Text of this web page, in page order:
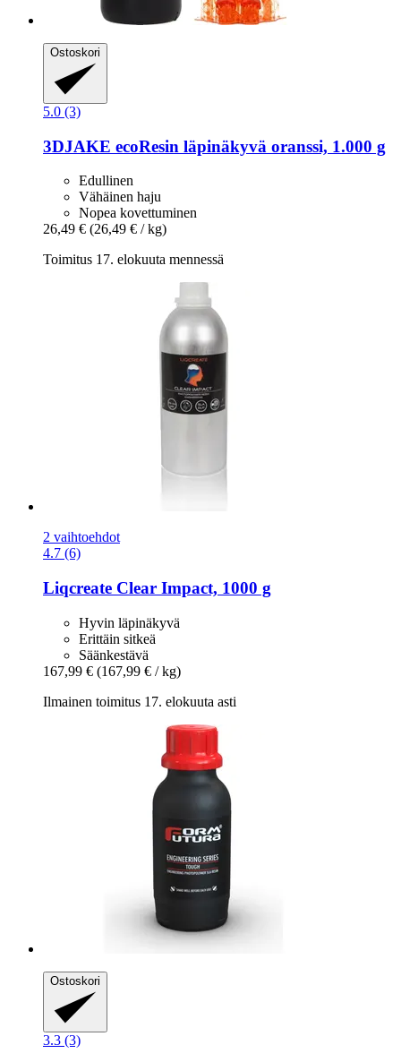
Ostoskori
5.0 (3)
3DJAKE ecoResin läpinäkyvä oranssi, 1.000 g
Edullinen
Vähäinen haju
Nopea kovettuminen
26,49 € (26,49 € / kg)
Toimitus 17. elokuuta mennessä
2 vaihtoehdot
4.7 (6)
Liqcreate Clear Impact, 1000 g
Hyvin läpinäkyvä
Erittäin sitkeä
Säänkestävä
167,99 € (167,99 € / kg)
Ilmainen toimitus 17. elokuuta asti
Ostoskori
3.3 (3)